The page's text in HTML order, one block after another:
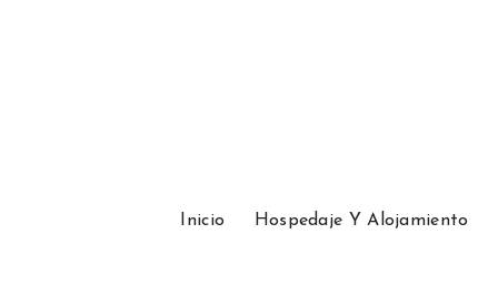
Inicio Hospedaje Y Alojamiento